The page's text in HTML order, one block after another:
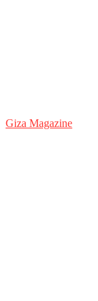
Giza Magazine